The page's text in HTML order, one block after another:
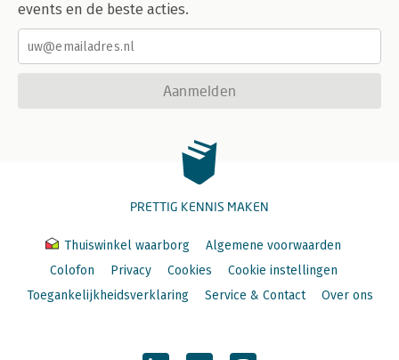
events en de beste acties.
Aanmelden
PRETTIG KENNIS MAKEN
Thuiswinkel waarborg
Algemene voorwaarden
Colofon
Privacy Cookies
Cookie instellingen
Toegankelijkheidsverklaring
Service & Contact Over ons